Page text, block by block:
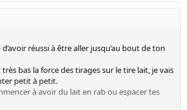
réussi à être aller jusqu’au bout de ton
très bas la force des tirages sur le tire lait, je vais
petit à petit.
à avoir du lait en rab ou espacer tes